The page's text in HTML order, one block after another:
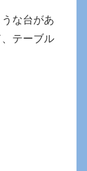
な台があ
テーブル